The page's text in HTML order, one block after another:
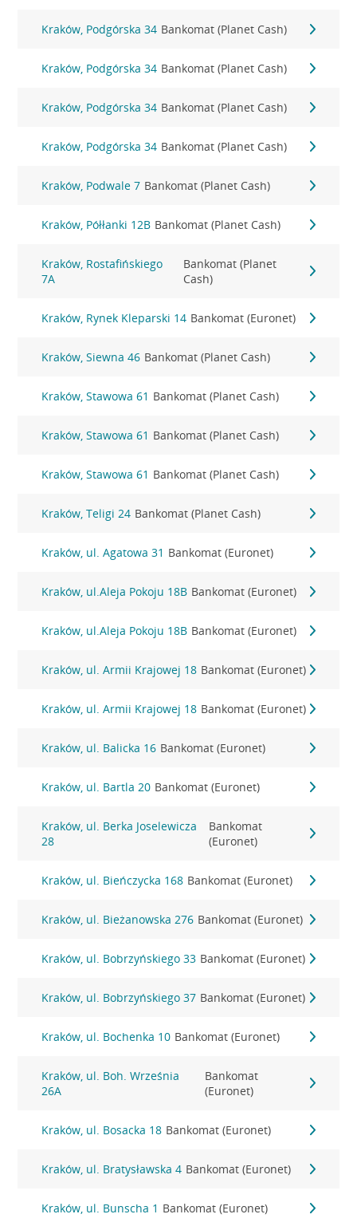
Kraków, Podgórska 34 Bankomat (Planet Cash)
Kraków, Podgórska 34 Bankomat (Planet Cash)
Kraków, Podgórska 34 Bankomat (Planet Cash)
Kraków, Podgórska 34 Bankomat (Planet Cash)
Kraków, Podwale 7 Bankomat (Planet Cash)
Kraków, Półłanki 12B Bankomat (Planet Cash)
Kraków, Rostafińskiego
7A
Bankomat (Planet
Cash)
Kraków, Rynek Kleparski 14 Bankomat (Euronet)
Kraków, Siewna 46 Bankomat (Planet Cash)
Kraków, Stawowa 61 Bankomat (Planet Cash)
Kraków, Stawowa 61 Bankomat (Planet Cash)
Kraków, Stawowa 61 Bankomat (Planet Cash)
Kraków, Teligi 24 Bankomat (Planet Cash)
Kraków, ul. Agatowa 31 Bankomat (Euronet)
Kraków, ul.Aleja Pokoju 18B Bankomat (Euronet)
Kraków, ul.Aleja Pokoju 18B Bankomat (Euronet)
Kraków, ul. Armii Krajowej 18 Bankomat (Euronet)
Kraków, ul. Armii Krajowej 18 Bankomat (Euronet)
Kraków, ul. Balicka 16 Bankomat (Euronet)
Kraków, ul. Bartla 20 Bankomat (Euronet)
Kraków, ul. Berka Joselewicza
28
Bankomat
(Euronet)
Kraków, ul. Bieńczycka 168 Bankomat (Euronet)
Kraków, ul. Bieżanowska 276 Bankomat (Euronet)
Kraków, ul. Bobrzyńskiego 33 Bankomat (Euronet)
Kraków, ul. Bobrzyńskiego 37 Bankomat (Euronet)
Kraków, ul. Bochenka 10 Bankomat (Euronet)
Kraków, ul. Boh. Września
26A
Bankomat
(Euronet)
Kraków, ul. Bosacka 18 Bankomat (Euronet)
Kraków, ul. Bratysławska 4 Bankomat (Euronet)
Kraków, ul. Bunscha 1 Bankomat (Euronet)